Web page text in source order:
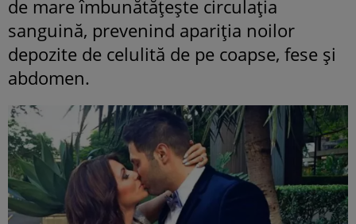
de mare îmbunătățește circulația
sanguină, prevenind apariția noilor
depozite de celulită de pe coapse, fese și
abdomen.